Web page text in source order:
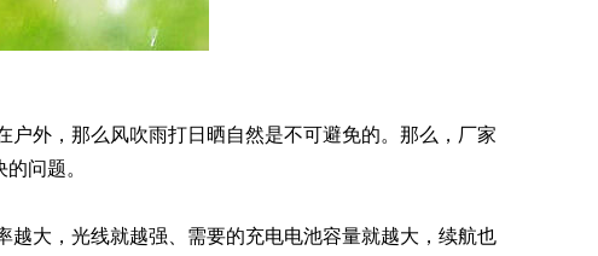
外，那么风吹雨打日晒自然是不可避免的。那么，厂家
问题。
大，光线就越强、需要的充电电池容量就越大，续航也